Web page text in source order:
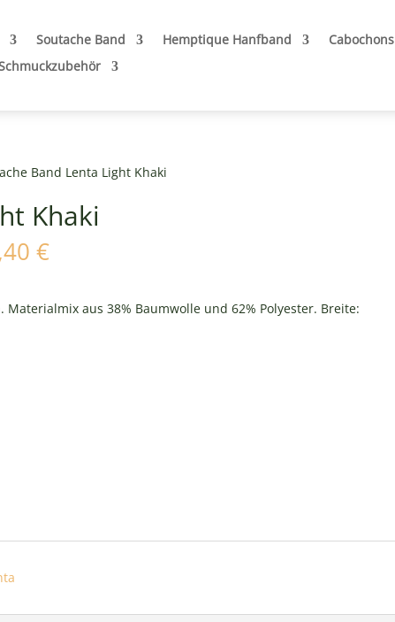
Soutache Band Hemptique Hanfband
Cabochons
Band Lenta Light Khaki
Khaki
€Aktueller
0,40 €.
aus 38% Baumwolle und 62% Polyester. Breite: